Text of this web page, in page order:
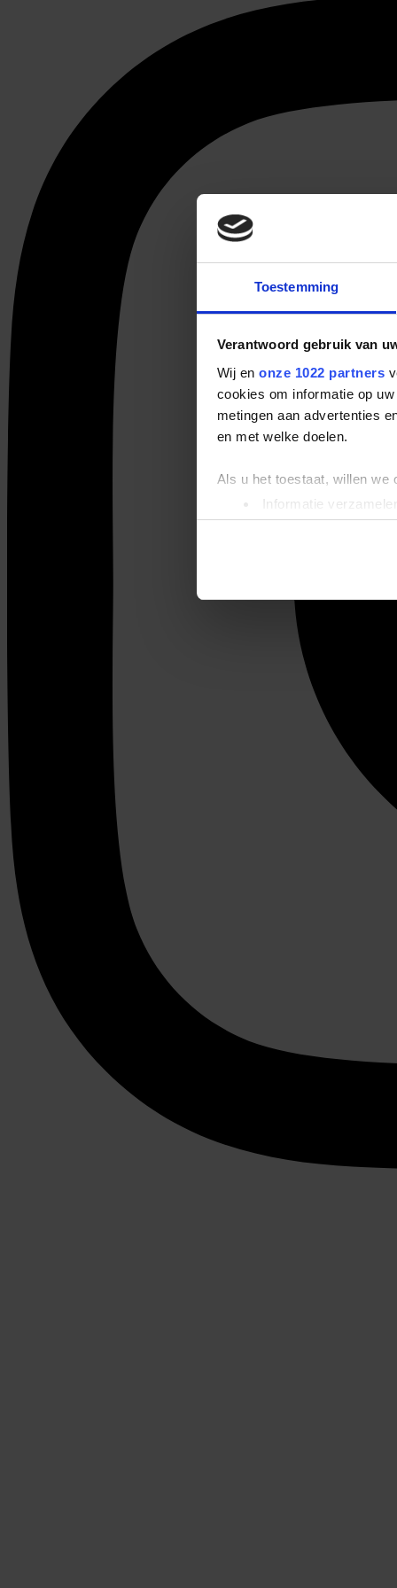
Toestemming
Verantwoord gebruik van
Wij en onze 1022 partners
cookies om informatie op
metingen aan advertenties
en met welke doelen.
Als u het toestaat, willen we
Informatie
Uw apparaat
Lees meer over hoe uw
We gebruiken cookies om
websiteverkeer te
media, adverteren en
verstrekt of die ze hebben